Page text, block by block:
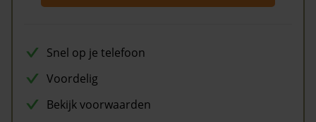
Snel op je telefoon
Voordelig
Bekijk voorwaarden